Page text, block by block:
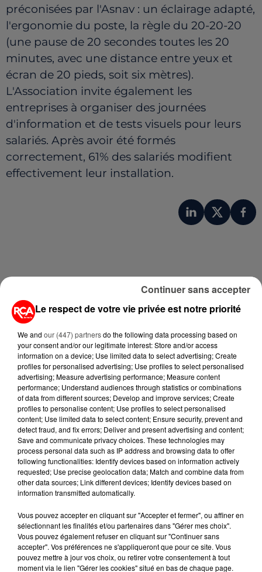
préconisées par l'Asnav : un éclairage adapté,
l'ergonomie du poste, la règle du 20-20-20
(une pause de 20 secondes toutes les 20
minutes, avec une distance entre yeux et
écran de 20 pieds, soit six mètres).
L'Association invite également les
entreprises à organiser des journées
d'information et de tests visuels pour leurs
salariés. Après avoir été formés
correctement, 61% des salariés modifient
effectivement leur installation.
A LIRE AUSSI...
7 août 2026
PETIT-DÉJEUNER : EST-IL
VRAIMENT OBLIGATOIRE DE
MANGER LE MATIN ?
7 août 2026
WEEK-END ROUGE SUR LES
ROUTES : LE GRAND OUEST SE
PRÉPARE À UN...
6 août 2026
INDUSTRIELS DU TABAC BIENTÔT
TAXÉS...
6 août 2026
CANICULE : POURQUOI LES
Le respect de votre vie privée est notre priorité
We and our (447) partnersdo the following data processing based on
your consent and/or our legitimate interest: Store and/or access
information on a device; Use limited data to select advertising; Create
profiles for personalised advertising; Use profiles to select personalised
advertising; Measure advertising performance; Measure content
performance; Understand audiences through statistics or combinations
of data from different sources; Develop and improve services; Create
profiles to personalise content; Use profiles to select personalised
content; Use limited data to select content; Ensure security, prevent and
detect fraud, and fix errors; Deliver and present advertising and content;
Save and communicate privacy choices. These technologies may
process personal data such as IP address and browsing data to offer
following functionalities: Identify devices based on information actively
requested; Use precise geolocation data; Match and combine data from
other data sources; Link different devices; Identify devices based on
information transmitted automatically.
Vous pouvez accepter en cliquant sur "Accepter et fermer", ou affiner en
sélectionnant les finalités et/ou partenaires dans "Gérer mes choix".
Vous pouvez également refuser en cliquant sur "Continuer sans
accepter". Vos préférences ne s'appliqueront que pour ce site. Vous
pouvez mettre à jour vos choix, ou retirer votre consentement à tout
moment via le lien "Gérer les cookies" situé en bas de chaque page.
Continuer sans accepter